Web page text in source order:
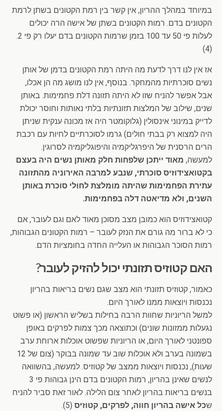
במיוחד במהלך ההריון, אין קשר בין רמת הקטונים בשתן לרמת
הקטונים בדם. רמות הקטונים בשתן של אישה הרה יכולים
לעלות פי 50 עד 100 בזמן שרמות הקטונים בדם יעלו רק פי 2.
(4)
אז אין לנו דרך לדעת מה היתה רמת הקטונים בדמן של אותן
נשים סוכרתיות מהמחקר. בנוסף, אין לנו מושג מה הן אכלו,
אבל אפשר להניח שזו לא היתה תזונה דלת פחמימות. באותן
שנים, שילוב של המלצות תזונתיות בלתי נאותות וחוסר יכולת
לדייק במינוני אינסולין (גלוקומטר היה אז מכונה ענקית שניתן
היה למצוא רק בבתי חולים) גרמו לסוכרתיים לחיות עם רכבת
הרים הרסנית של היפרגליקמיה והיפוגליקמיה לסרוגין.
למעשה, מאוד ייתכן שלפחות חלק מאותן נשים היה בעצם
בקטואצידוזיס סוכרתי, שנבע למרבה האירוניה מהתזונה
עתירת הפחמימות שהיתה מומלצת לחולי סוכרת באותן
השנים, ולא מדיאטה דלה בפחמימות.
קטואצידוזיס הוא כמובן מצב מסוכן מאוד לאם וגם לעובר, אם
כי לא ברור מה גורם את הנזק לעובר – רמות הקטונים הגבוהות,
רמות הסוכר הגבוהות או העלייה החדה בחומציות הדם.
האם קטוזיס תזונתי יכול להזיק לעובר?
כאמור, קטוזיס תזונתי הוא מצב שגם נשים בריאות בהריון
נכנסות ויוצאות ממנו לאורך היום.
למשל הריוניות שחוות הרבה בחילות בשליש הראשון (או פשוט
נגעלות ממזונות שונים) וכתוצאה מכך צמות לפרקים באופן
ספונטני לאורך היום, או הריוניות שפשוט אוכלות ארוחת ערב
בשמונה בערב ולא אוכלות שוב עד שמונה בבוקר (צום של 12
שעות), נכנסות ויוצאות ממצב של קטוזיס. למעשה, בהשוואה
לנשים שאינן בהריון, רמות הקטונים בדם הינן גבוהות פי 3
בנשים בריאות בהריון לאחר צום הלילה. לאור זאת סביר להניח
שכל אישה בהריון חווה, לפרקים, קטוזיס (5).